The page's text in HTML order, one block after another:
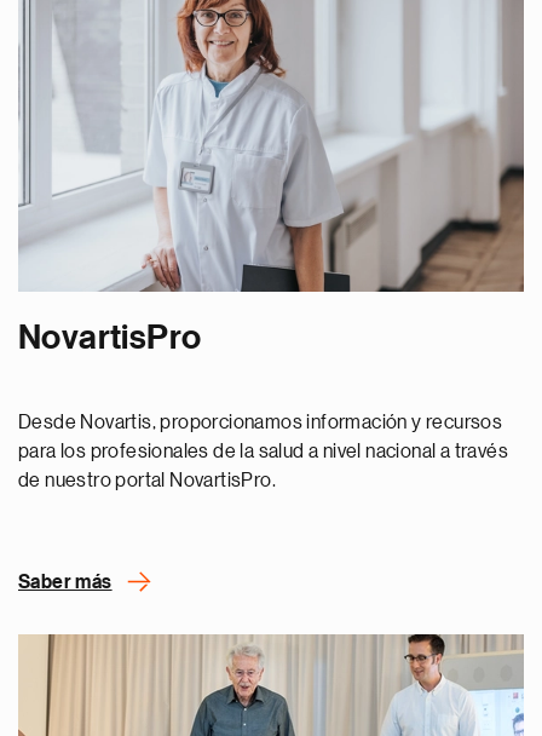
NovartisPro
Desde Novartis, proporcionamos información y recursos
para los profesionales de la salud a nivel nacional a través
de nuestro portal NovartisPro.
Saber más